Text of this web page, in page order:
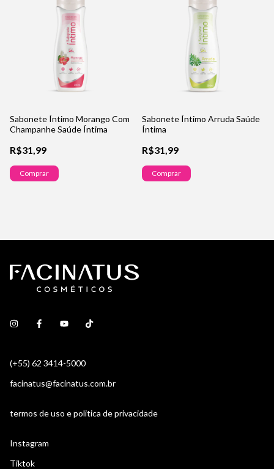
Sabonete Íntimo Morango Com
Champanhe Saúde Íntima
R$31,99
Comprar
Sabonete Íntimo Arruda Saúde
Íntima
R$31,99
Comprar
(+55) 62 3414-5000
facinatus@facinatus.com.br
termos de uso e politica de privacidade
Instagram
Tiktok